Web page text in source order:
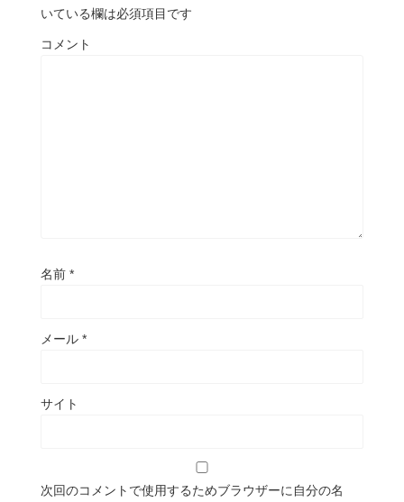
いている欄は必須項目です
コメント
名前 *
メール *
サイト
次回のコメントで使用するためブラウザーに自分の名